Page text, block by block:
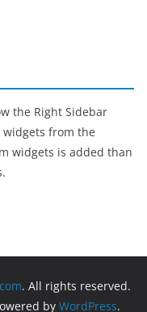
the Right Sidebar
widgets from the
widgets is added than
. All rights reserved.
by WordPress.